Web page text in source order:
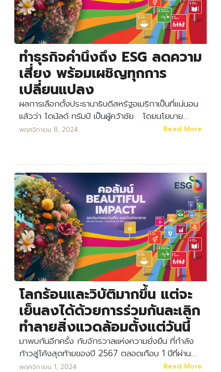
Search
for: Search
ทำธุรกิจคำนึงถึง ESG ลดความ
เสี่ยง พร้อมเผชิญทุกการ
เปลี่ยนแปลง
ผลการเลือกตั้งประธานาธิบดีสหรัฐอเมริกาเป็นที่แน่นอน
แล้วว่า โดนัลด์ ทรัมป์ เป็นผู้คว้าชัย โดยนโยบาย…
พฤศจิกายน 8, 2024 Read More
โลกร้อนและวิบัติมากขึ้น แต่จะ
เย็นลงได้ด้วยการร่วมกันละเลิก
ทำลายสิ่งแวดล้อมตั้งแต่วันนี้
มาพบกันอีกครั้ง กับจักรวาลแห่งความยั่งยืน ที่กำลัง
ก้าวสู่โค้งสุดท้ายของปี 2567 ตลอดเกือบ 1 ปีที่ผ่าน…
พฤศจิกายน 1, 2024 Read More